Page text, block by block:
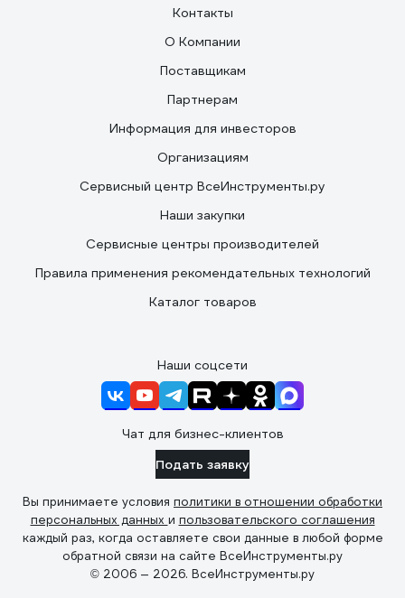
Контакты
О Компании
Поставщикам
Партнерам
Информация для инвесторов
Организациям
Сервисный центр ВсеИнструменты.ру
Наши закупки
Сервисные центры производителей
Правила применения рекомендательных технологий
Каталог товаров
Наши соцсети
Чат для бизнес-клиентов
Подать заявку
Вы принимаете условия политики в отношении обработки
персональных данных и пользовательского соглашения
каждый раз, когда оставляете свои данные в любой форме
обратной связи на сайте ВсеИнструменты.ру
© 2006 — 2026. ВсеИнструменты.ру